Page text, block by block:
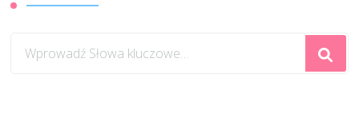
czegoś?